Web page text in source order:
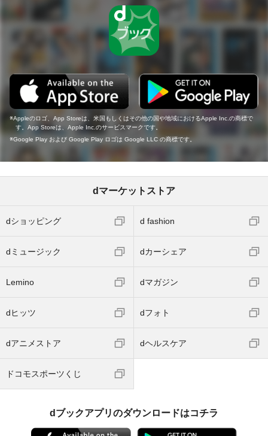
Appleのロゴ、App Storeは、米国もしくはその他の国や地域におけるApple Inc.の商標で
す。App Storeは、Apple Inc.のサービスマークです。
Google Play および Google Play ロゴは Google LLC の商標です。
dマーケットストア
dショッピング d fashion
dミュージック dカーシェア
Lemino dマガジン
dヒッツ dフォト
dアニメストア dヘルスケア
ドコモスポーツくじ
dブックアプリのダウンロードはコチラ